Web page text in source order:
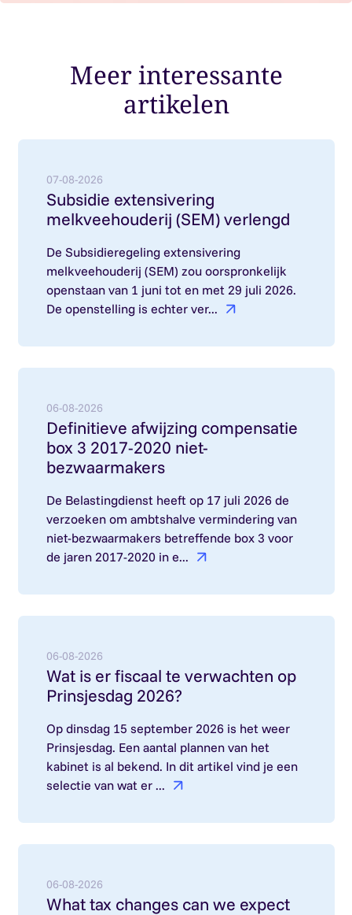
Meer interessante
artikelen
Lees meer over: Subsidie extensivering
07-08-2026
Subsidie extensivering
melkveehouderij (SEM) verlengd
De Subsidieregeling extensivering
melkveehouderij (SEM) zou oorspronkelijk
openstaan van 1 juni tot en met 29 juli 2026.
De openstelling is echter ver...
Lees meer over: Definitieve afwijzing
06-08-2026
Definitieve afwijzing compensatie
box 3 2017-2020 niet-
bezwaarmakers
De Belastingdienst heeft op 17 juli 2026 de
verzoeken om ambtshalve vermindering van
niet-bezwaarmakers betreffende box 3 voor
de jaren 2017-2020 in e...
Lees meer over: Wat is er fiscaal te verwachten
06-08-2026
Wat is er fiscaal te verwachten op
Prinsjesdag 2026?
Op dinsdag 15 september 2026 is het weer
Prinsjesdag. Een aantal plannen van het
kabinet is al bekend. In dit artikel vind je een
selectie van wat er ...
Lees meer over: What tax changes can we
06-08-2026
What tax changes can we expect